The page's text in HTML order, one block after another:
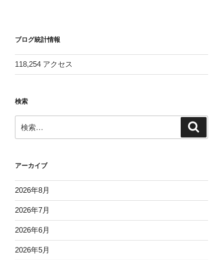
ブログ統計情報
118,254 アクセス
検索
索:
アーカイブ
2026年8月
2026年7月
2026年6月
2026年5月